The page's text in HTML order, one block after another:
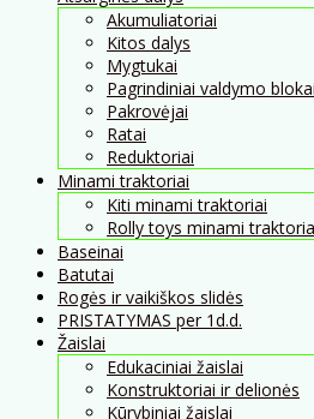
Akumuliatoriai
Kitos dalys
Mygtukai
Pagrindiniai valdymo blokai
Pakrovėjai
Ratai
Reduktoriai
Minami traktoriai
Kiti minami traktoriai
Rolly toys minami
Baseinai
Batutai
Rogės ir vaikiškos slidės
PRISTATYMAS per 1d.d.
Žaislai
Edukaciniai žaislai
Konstruktoriai ir delionės
Kūrybiniai žaislai